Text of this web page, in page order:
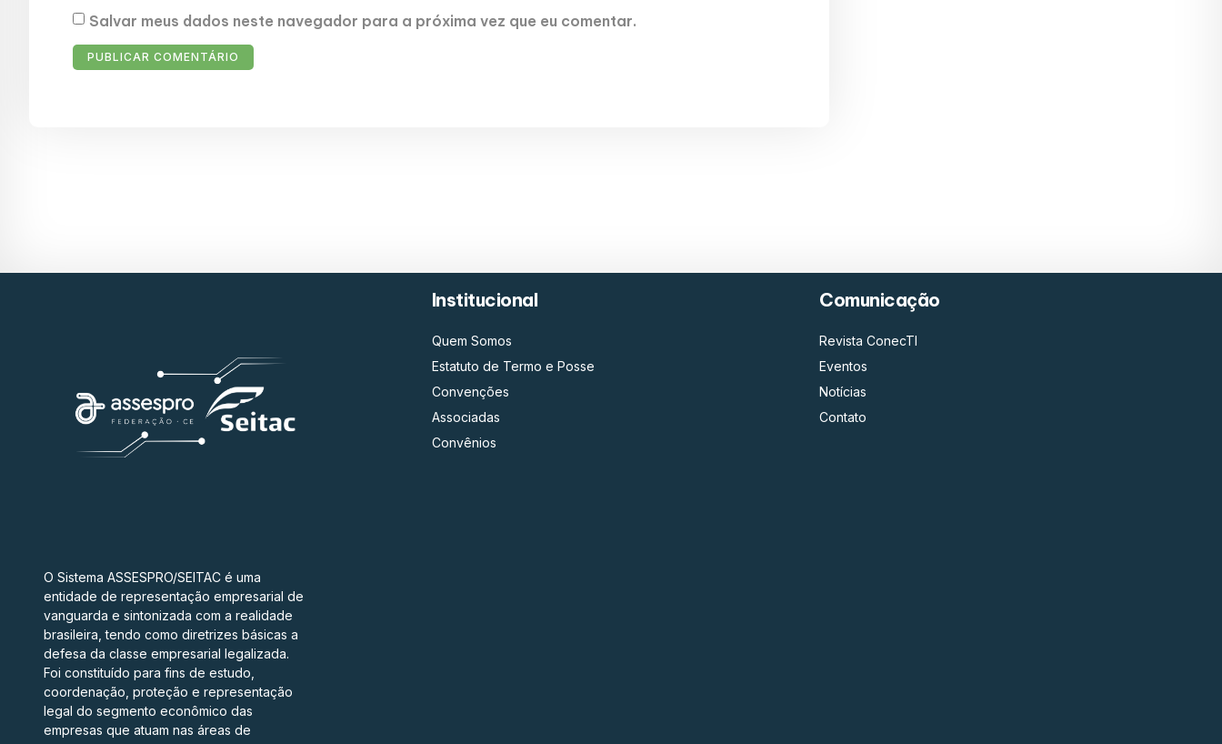
Salvar meus dados neste navegador para a próxima vez que eu comentar.
O Sistema ASSESPRO/SEITAC é uma
entidade de representação empresarial de
vanguarda e sintonizada com a realidade
brasileira, tendo como diretrizes básicas a
defesa da classe empresarial legalizada.
Foi constituído para fins de estudo,
coordenação, proteção e representação
legal do segmento econômico das
empresas que atuam nas áreas de
Institucional
Quem Somos
Estatuto de Termo e Posse
Convenções
Associadas
Convênios
Comunicação
Revista ConecTI
Eventos
Notícias
Contato